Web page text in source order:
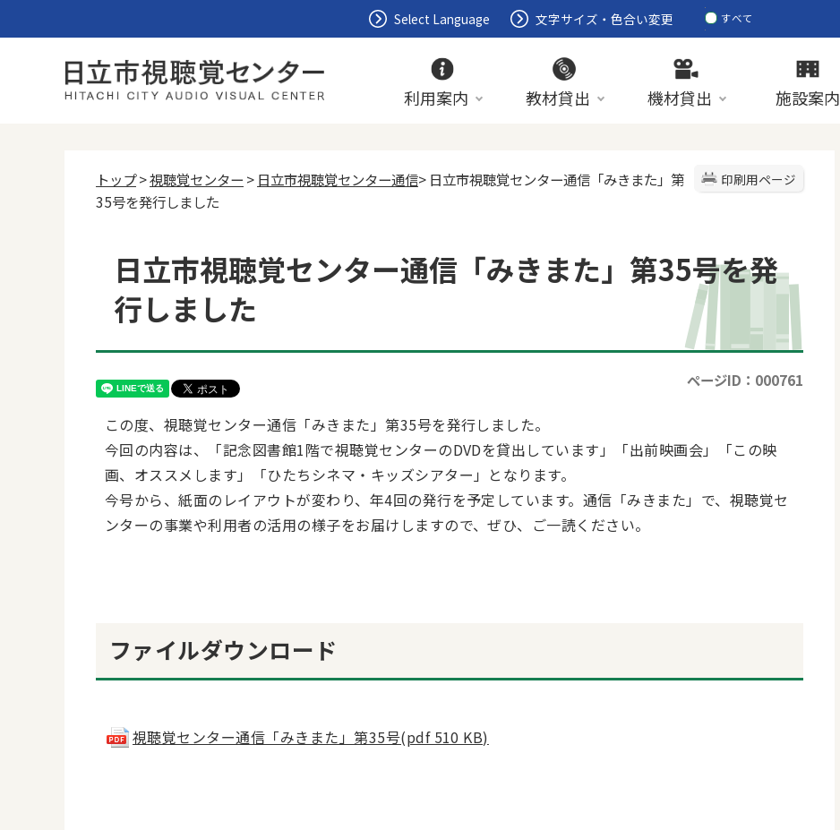
Select Language 文字サイズ・色合い変更
すべて
ページ
利用案内 教材貸出 機材貸出 施設案内
印刷用ページ
トップ>視聴覚センター > 日立市視聴覚センター通信> 日立市視聴覚センター通信「みきまた」第
35号を発行しました
日立市視聴覚センター通信「みきまた」第35号を発
行しました
ページID：000761
この度、視聴覚センター通信「みきまた」第35号を発行しました。
今回の内容は、「記念図書館1階で視聴覚センターのDVDを貸出しています」「出前映画会」「この映
画、オススメします」「ひたちシネマ・キッズシアター」となります。
今号から、紙面のレイアウトが変わり、年4回の発行を予定しています。通信「みきまた」で、視聴覚セ
ンターの事業や利用者の活用の様子をお届けしますので、ぜひ、ご一読ください。
ファイルダウンロード
視聴覚センター通信「みきまた」第35号(pdf 510 KB)